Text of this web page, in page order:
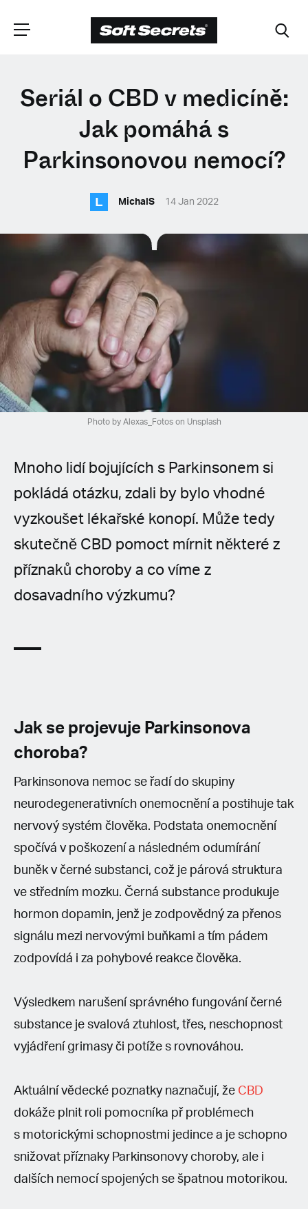
ZVOLTE SVOU
POZICI
Dutch
English (United Kingdom)
English (United States)
Spanish (Spain)
Spanish (Latin America)
German
French
Czech
Polish
Seriál o CBD v medicíně:
Jak pomáhá s
Parkinsonovou nemocí?
L MichalS 14 Jan 2022
Photo by Alexas_Fotos on Unsplash
Mnoho lidí bojujících s Parkinsonem si
pokládá otázku, zdali by bylo vhodné
vyzkoušet lékařské konopí. Může tedy
skutečně CBD pomoct mírnit některé z
příznaků choroby a co víme z
dosavadního výzkumu?
Jak se projevuje Parkinsonova
choroba?
Parkinsonova nemoc se řadí do skupiny
neurodegenerativních onemocnění a postihuje tak
nervový systém člověka. Podstata onemocnění
spočívá v poškození a následném odumírání
buněk v černé substanci, což je párová struktura
ve středním mozku. Černá substance produkuje
hormon dopamin, jenž je zodpovědný za přenos
signálu mezi nervovými buňkami a tím pádem
zodpovídá i za pohybové reakce člověka.
Výsledkem narušení správného fungování černé
substance je svalová ztuhlost, třes, neschopnost
vyjádření grimasy či potíže s rovnováhou.
Aktuální vědecké poznatky naznačují, že CBD
dokáže plnit roli pomocníka př problémech
s motorickými schopnostmi jedince a je schopno
snižovat příznaky Parkinsonovy choroby, ale i
dalších nemocí spojených se špatnou motorikou.